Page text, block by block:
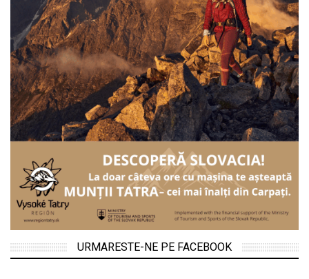
URMARESTE-NE PE FACEBOOK